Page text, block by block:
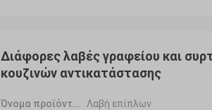
Διάφορες λαβές γραφείου και
κουζινών αντικατάστασης
Λαβή επίπλων